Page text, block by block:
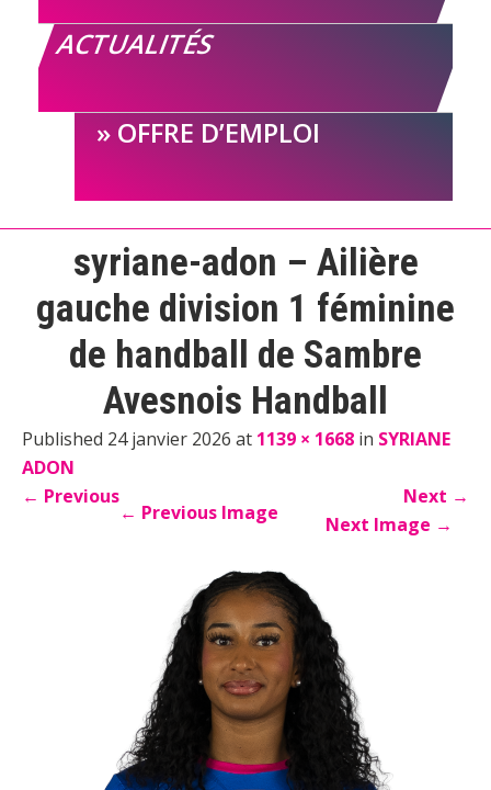
ACTUALITÉS
OFFRE D’EMPLOI
syriane-adon – Ailière
gauche division 1 féminine
de handball de Sambre
Avesnois Handball
Published 24 janvier 2026 at 1139 × 1668 in SYRIANE
ADON
← Previous Next →
← Previous Image Next Image →